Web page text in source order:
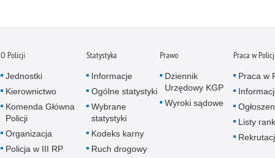
O Policji
Jednostki
Kierownictwo
Komenda Główna
Policji
Organizacja
Policja w III RP
Statystyka
Informacje
Ogólne statystyki
Wybrane
statystyki
Kodeks karny
Ruch drogowy
Prawo
Dziennik
Urzędowy KGP
Wyroki sądowe
Praca w Policji
Praca w
Listy